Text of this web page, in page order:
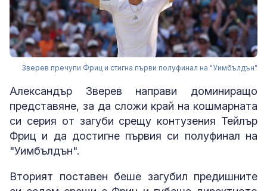
Зверев пречупи Фриц и стигна първи полуфинал на "Уимбълдън"
Александър Зверев направи доминиращо
представяне, за да сложи край на кошмарната
си серия от загуби срещу контузения Тейлър
Фриц и да достигне първия си полуфинал на
"Уимбълдън".
Вторият поставен беше загубил предишните